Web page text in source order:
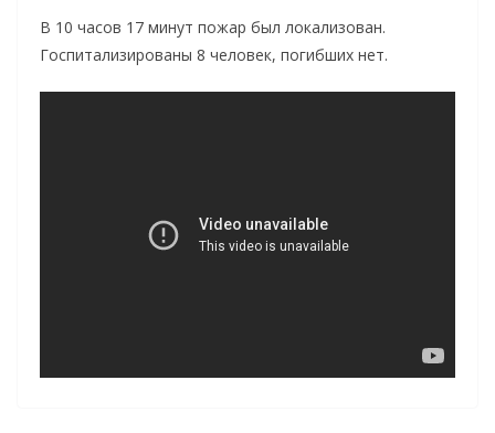
В 10 часов 17 минут пожар был локализован.
Госпитализированы 8 человек, погибших нет.